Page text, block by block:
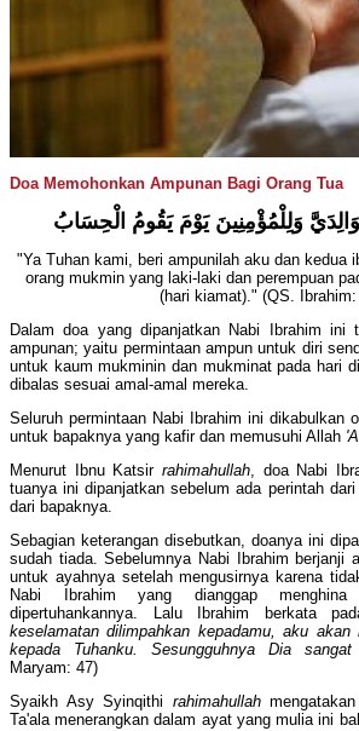
Doa Memohonkan Ampunan Bagi Orang Tua
وَلِلْمُؤْمِنِينَ يَوْمَ يَقُومُ الْحِسَابُ
"Ya Tuhan kami, beri ampunilah aku dan kedua
orang mukmin yang laki-laki dan perempuan
(hari kiamat)." (QS. Ibrahim:
Dalam doa yang dipanjatkan Nabi Ibrahim ini
ampunan; yaitu permintaan ampun untuk diri
untuk kaum mukminin dan mukminat pada hari
dibalas sesuai amal-amal mereka.
Seluruh permintaan Nabi Ibrahim ini dikabulkan
untuk bapaknya yang kafir dan memusuhi Allah
Menurut Ibnu Katsir rahimahullah, doa Nabi
tuanya ini dipanjatkan sebelum ada perintah
dari bapaknya.
Sebagian keterangan disebutkan, doanya ini
sudah tiada. Sebelumnya Nabi Ibrahim berjanji
untuk ayahnya setelah mengusirnya karena
Nabi Ibrahim yang dianggap menghina
dipertuhankannya. Lalu Ibrahim berkata
keselamatan dilimpahkan kepadamu, aku akan
kepada Tuhanku. Sesungguhnya Dia
Maryam: 47)
Syaikh Asy Syinqithi rahimahullah
Ta'ala menerangkan dalam ayat yang mulia ini